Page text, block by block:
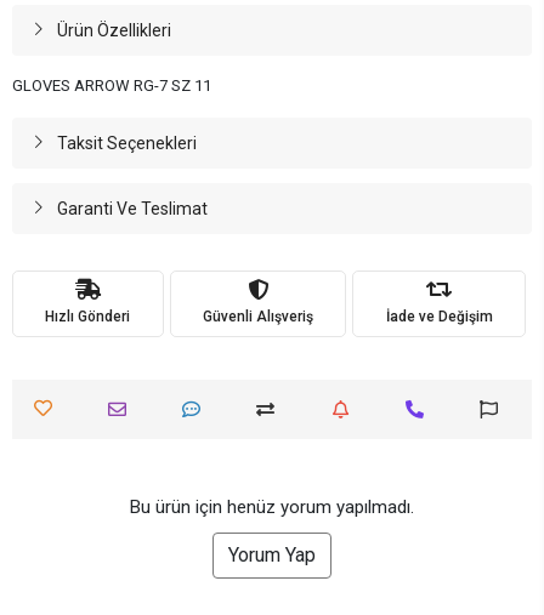
Ürün Özellikleri
GLOVES ARROW RG-7 SZ 11
Taksit Seçenekleri
Garanti Ve Teslimat
Hızlı Gönderi Güvenli Alışveriş İade ve Değişim
Bu ürün için henüz yorum yapılmadı.
Yorum Yap